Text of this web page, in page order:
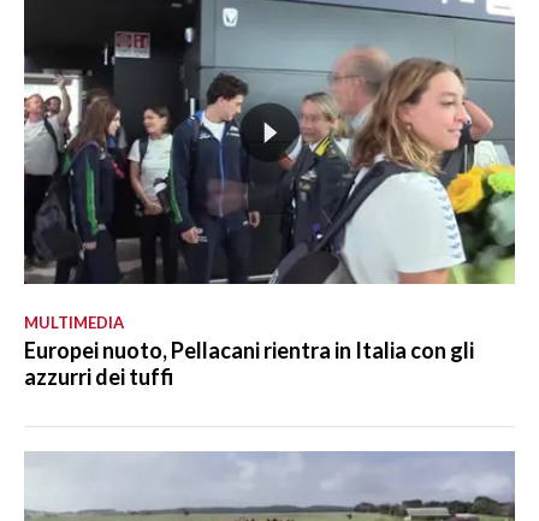
MULTIMEDIA
Europei nuoto, Pellacani rientra in Italia con gli
azzurri dei tuffi